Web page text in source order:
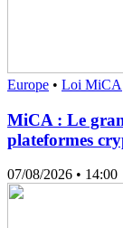
Europe • Loi MiCA
MiCA : Le
plateformes
07/08/2026 • 14:00